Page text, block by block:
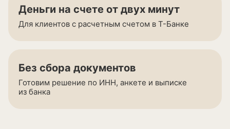
Деньги на счете от двух минут
Для клиентов с расчетным счетом в Т-Банке
Без сбора документов
Готовим решение по ИНН, анкете и выписке
из банка